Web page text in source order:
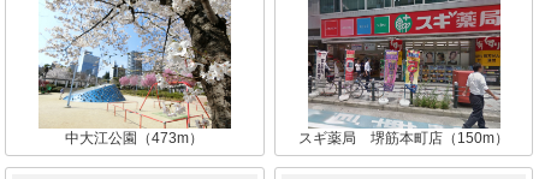
中大江公園（473m） スギ薬局 堺筋本町店（150m）